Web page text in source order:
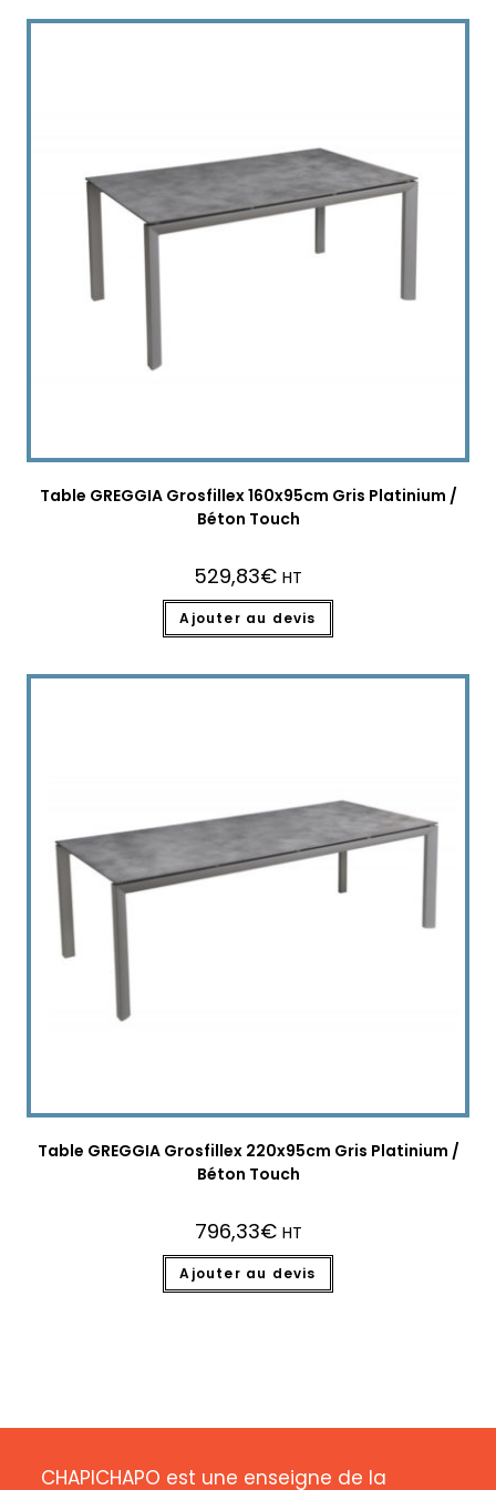
Table GREGGIA Grosfillex 160x95cm Gris Platinium /
Béton Touch
529,83€ HT
Ajouter au devis
Table GREGGIA Grosfillex 220x95cm Gris Platinium /
Béton Touch
796,33€ HT
Ajouter au devis
CHAPICHAPO est une enseigne de la